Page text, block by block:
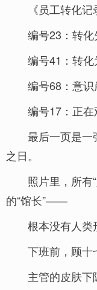
《员工转化记
编号23：转
编号41：转
编号68：意
编号17：正在
最后一页是一
之日。
照片里，所有
的“馆长”——
根本没有人类
下班前，顾十
主管的皮肤下